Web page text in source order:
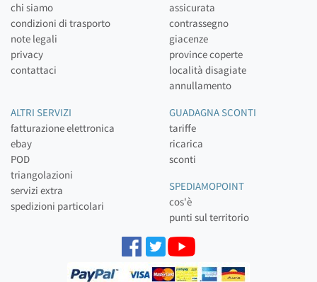
chi siamo
condizioni di trasporto
note legali
privacy
contattaci
assicurata
contrassegno
giacenze
province coperte
località disagiate
annullamento
ALTRI SERVIZI
fatturazione elettronica
ebay
POD
triangolazioni
servizi extra
spedizioni particolari
GUADAGNA SCONTI
tariffe
ricarica
sconti
SPEDIAMOPOINT
cos'è
punti sul territorio